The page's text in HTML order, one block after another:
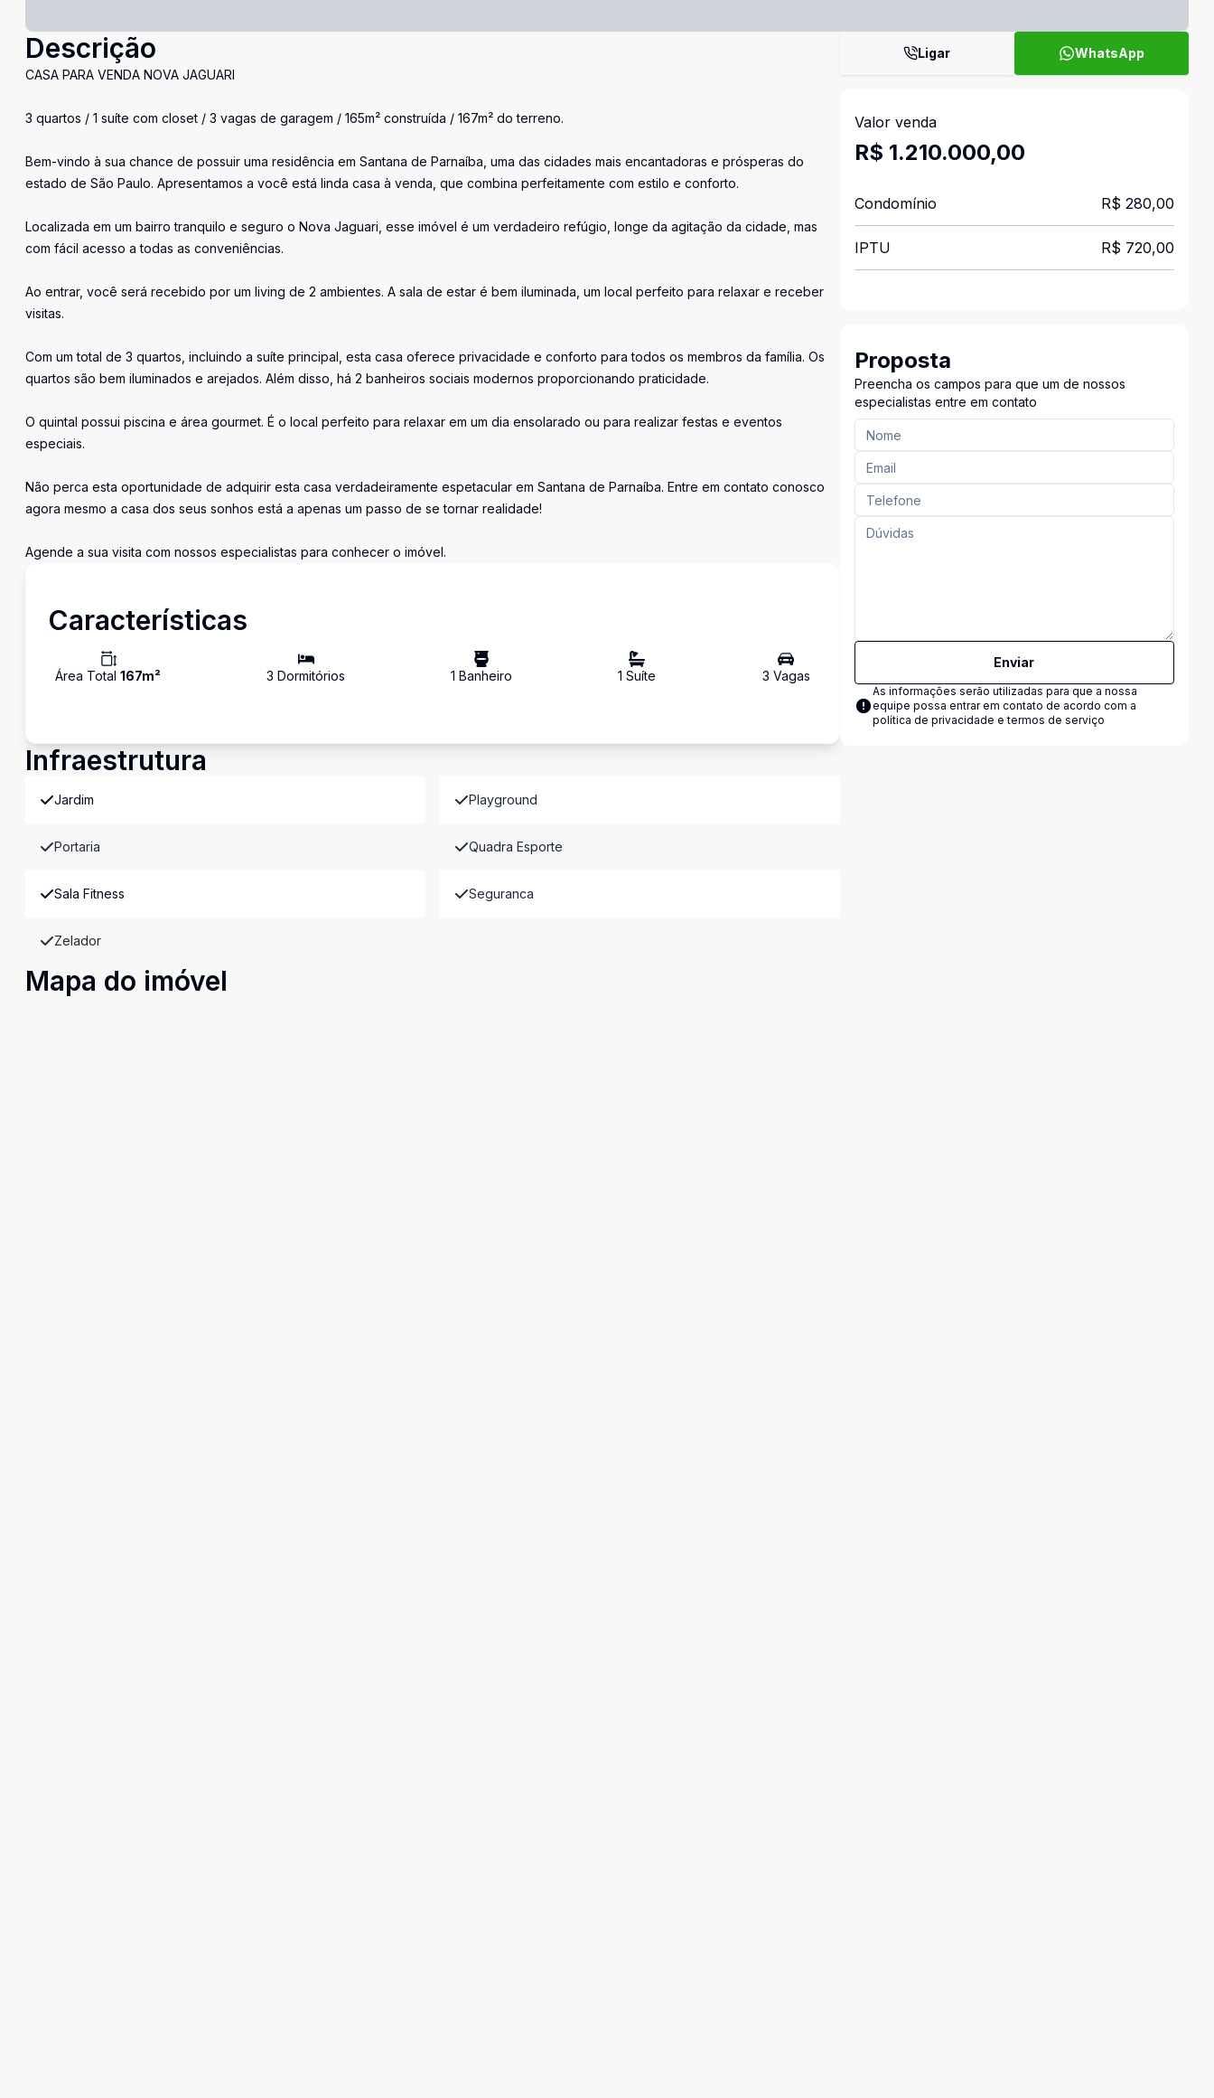
Descrição
CASA PARA VENDA NOVA JAGUARI
3 quartos / 1 suíte com closet / 3 vagas de garagem / 165m² construída / 167m² do terreno.
Bem-vindo à sua chance de possuir uma residência em Santana de Parnaíba, uma das cidades mais encantadoras e prósperas do
estado de São Paulo. Apresentamos a você está linda casa à venda, que combina perfeitamente com estilo e conforto.
Localizada em um bairro tranquilo e seguro o Nova Jaguari, esse imóvel é um verdadeiro refúgio, longe da agitação da cidade, mas
com fácil acesso a todas as conveniências.
Ao entrar, você será recebido por um living de 2 ambientes. A sala de estar é bem iluminada, um local perfeito para relaxar e receber
visitas.
Com um total de 3 quartos, incluindo a suíte principal, esta casa oferece privacidade e conforto para todos os membros da família. Os
quartos são bem iluminados e arejados. Além disso, há 2 banheiros sociais modernos proporcionando praticidade.
O quintal possui piscina e área gourmet. É o local perfeito para relaxar em um dia ensolarado ou para realizar festas e eventos
especiais.
Não perca esta oportunidade de adquirir esta casa verdadeiramente espetacular em Santana de Parnaíba. Entre em contato conosco
agora mesmo a casa dos seus sonhos está a apenas um passo de se tornar realidade!
Agende a sua visita com nossos especialistas para conhecer o imóvel.
Características
Área Total 167m² 3 Dormitórios 1 Banheiro 1 Suíte 3 Vagas
Infraestrutura
Jardim Playground
Portaria Quadra Esporte
Sala Fitness Seguranca
Zelador
Mapa do imóvel
Ligar WhatsApp
Valor venda
R$ 1.210.000,00
Condomínio R$ 280,00
IPTU R$ 720,00
Proposta
Preencha os campos para que um de nossos
especialistas entre em contato
Enviar
As informações serão utilizadas para que a nossa
equipe possa entrar em contato de acordo com a
política de privacidade e termos de serviço